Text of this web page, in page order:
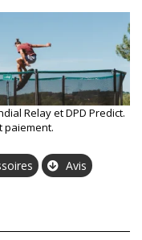
Relay et DPD Predict.
paiement.
Avis